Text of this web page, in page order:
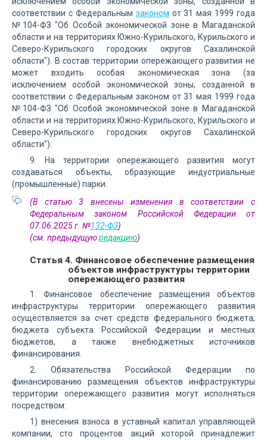
соответствии с Федеральным законом от 31 мая 1999 года
№104-ФЗ "Об Особой экономической зоне в Магаданской
области и на территориях Южно-Курильского, Курильского и
Северо-Курильского городских округов Сахалинской
области"). В состав территории опережающего развития не
может входить особая экономическая зона (за
исключением особой экономической зоны, созданной в
соответствии с Федеральным законом от 31 мая 1999 года
№104-ФЗ "Об Особой экономической зоне в Магаданской
области и на территориях Южно-Курильского, Курильского и
Северо-Курильского городских округов Сахалинской
области").
9. На территории опережающего развития могут
создаваться объекты, образующие индустриальные
(промышленные) парки.
(В статью 3 внесены изменения в соответствии с
Федеральным законом Российской Федерации от
07.06.2025 г. №132-ФЗ)
(см. предыдущуюредакцию)
Статья 4. Финансовое обеспечение размещения
объектов инфраструктуры территории
опережающего развития
1. Финансовое обеспечение размещения объектов
инфраструктуры территории опережающего развития
осуществляется за счет средств федерального бюджета,
бюджета субъекта Российской Федерации и местных
бюджетов, а также внебюджетных источников
финансирования.
2. Обязательства Российской Федерации по
финансированию размещения объектов инфраструктуры
территории опережающего развития могут исполняться
посредством:
1) внесения взноса в уставный капитал управляющей
компании, сто процентов акций которой принадлежит